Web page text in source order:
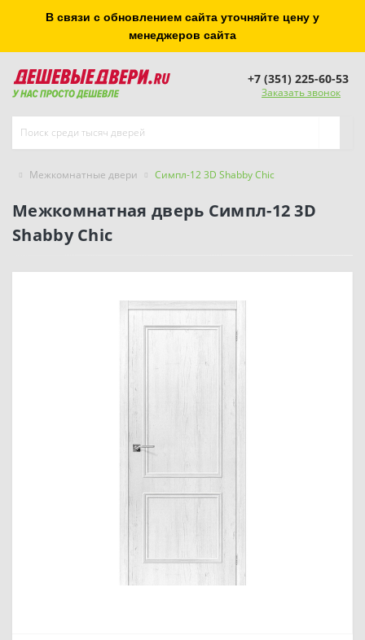
В связи с обновлением сайта уточняйте цену у
менеджеров сайта
+7 (351) 225-60-53
Заказать звонок
Межкомнатные двери Симпл-12 3D Shabby Chic
Межкомнатная дверь Симпл-12 3D
Shabby Chic